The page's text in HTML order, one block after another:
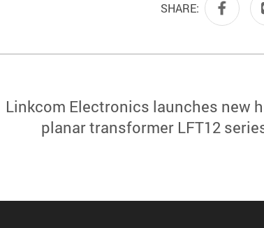
SHARE:
Linkcom Electronics launches new
planar transformer LFT12